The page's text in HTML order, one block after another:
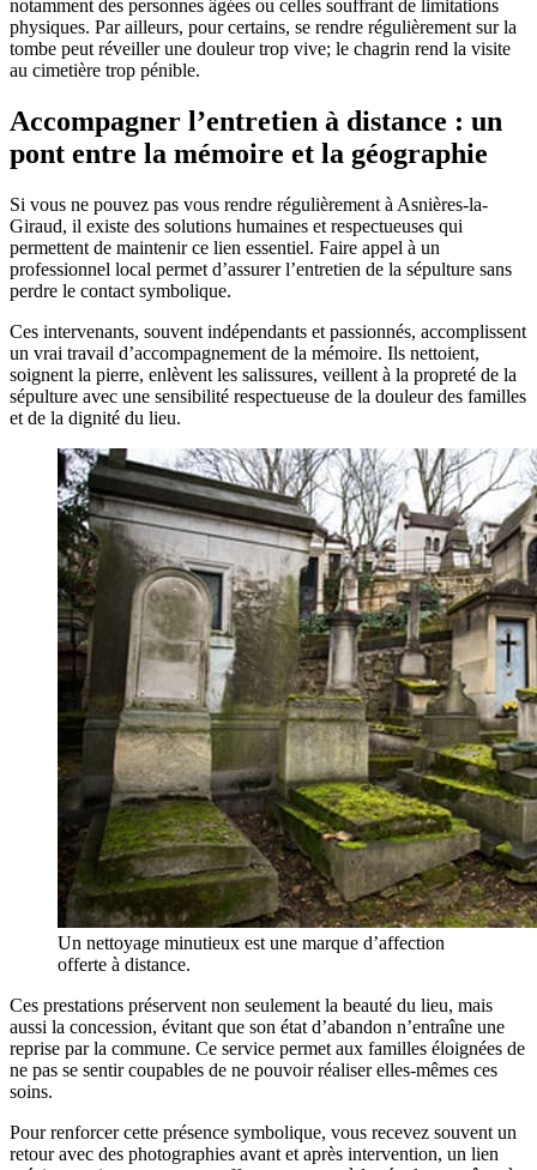
notamment des personnes âgées ou celles souffrant de limitations
physiques. Par ailleurs, pour certains, se rendre régulièrement sur la
tombe peut réveiller une douleur trop vive; le chagrin rend la visite
au cimetière trop pénible.
Accompagner l’entretien à distance : un
pont entre la mémoire et la géographie
Si vous ne pouvez pas vous rendre régulièrement à Asnières-la-
Giraud, il existe des solutions humaines et respectueuses qui
permettent de maintenir ce lien essentiel. Faire appel à un
professionnel local permet d’assurer l’entretien de la sépulture sans
perdre le contact symbolique.
Ces intervenants, souvent indépendants et passionnés, accomplissent
un vrai travail d’accompagnement de la mémoire. Ils nettoient,
soignent la pierre, enlèvent les salissures, veillent à la propreté de la
sépulture avec une sensibilité respectueuse de la douleur des familles
et de la dignité du lieu.
Un nettoyage minutieux est une marque d’affection
offerte à distance.
Ces prestations préservent non seulement la beauté du lieu, mais
aussi la concession, évitant que son état d’abandon n’entraîne une
reprise par la commune. Ce service permet aux familles éloignées de
ne pas se sentir coupables de ne pouvoir réaliser elles-mêmes ces
soins.
Pour renforcer cette présence symbolique, vous recevez souvent un
retour avec des photographies avant et après intervention, un lien